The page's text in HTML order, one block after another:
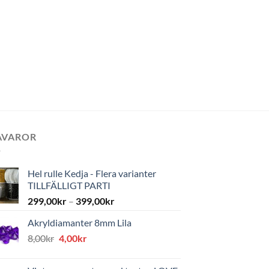
Hel rulle Kedja - Flera varianter
TILLFÄLLIGT PARTI
299,00kr – 399,00kr
Akryldiamanter 8mm Lila
8,00kr Det
4,00krDet